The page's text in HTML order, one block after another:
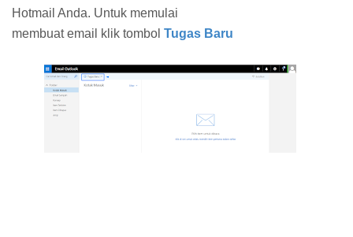
Hotmail Anda. Untuk memulai
membuat email klik tombol Tugas Baru